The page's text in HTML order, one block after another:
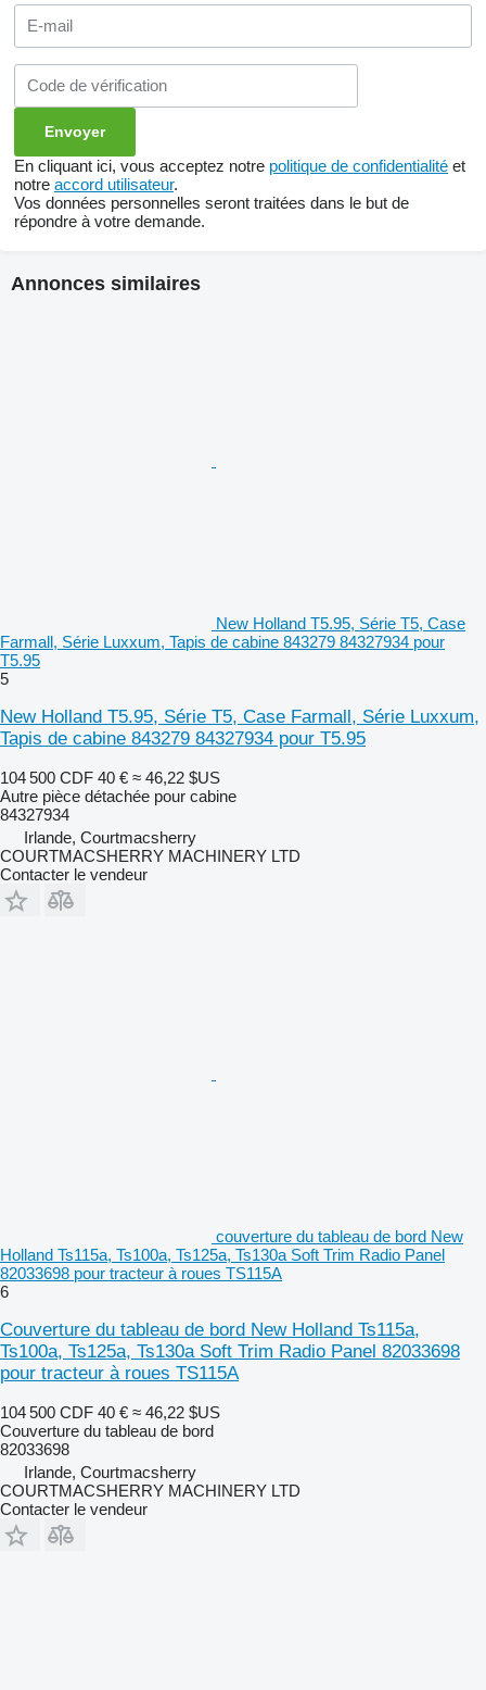
En cliquant ici, vous acceptez notre politique de confidentialité et
notre accord utilisateur.
Vos données personnelles seront traitées dans le but de
répondre à votre demande.
Annonces similaires
New Holland T5.95, Série T5, Case
Farmall, Série Luxxum, Tapis de cabine 843279 84327934 pour
T5.95
5
New Holland T5.95, Série T5, Case Farmall, Série Luxxum,
Tapis de cabine 843279 84327934 pour T5.95
104 500 CDF 40 € ≈ 46,22 $US
Autre pièce détachée pour cabine
84327934
Irlande, Courtmacsherry
COURTMACSHERRY MACHINERY LTD
Contacter le vendeur
couverture du tableau de bord New
Holland Ts115a, Ts100a, Ts125a, Ts130a Soft Trim Radio Panel
82033698 pour tracteur à roues TS115A
6
Couverture du tableau de bord New Holland Ts115a,
Ts100a, Ts125a, Ts130a Soft Trim Radio Panel 82033698
pour tracteur à roues TS115A
104 500 CDF 40 € ≈ 46,22 $US
Couverture du tableau de bord
82033698
Irlande, Courtmacsherry
COURTMACSHERRY MACHINERY LTD
Contacter le vendeur